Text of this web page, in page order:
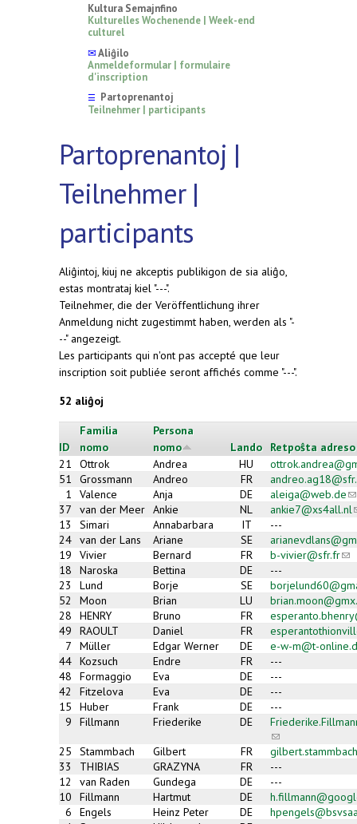
Kultura Semajnfino
Kulturelles Wochenende | Week-end
culturel
✉Aliĝilo
Anmeldeformular | formulaire
d'inscription
☰ Partoprenantoj
Teilnehmer | participants
Partoprenantoj |
Teilnehmer |
participants
Aliĝintoj, kiuj ne akceptis publikigon de sia aliĝo,
estas montrataj kiel "---".
Teilnehmer, die der Veröffentlichung ihrer
Anmeldung nicht zugestimmt haben, werden als "-
--" angezeigt.
Les participants qui n'ont pas accepté que leur
inscription soit publiée seront affichés comme "---".
52 aliĝoj
ID
Familia
nomo
Persona
nomo
Lando
Retpoŝta adreso
21
Ottrok Andrea HU
51
Grossmann Andreo FR
1
Valence Anja DE aleiga@web.de
37 van der Meer Ankie NL ankie7@xs4all.nl
13 Simari Annabarbara IT
---
24 van der Lans Ariane SE
19
Vivier Bernard FR b-vivier@sfr.fr
e-
18 Naroska Bettina DE
---
23
Lund Borje SE
52
Moon Brian LU
28
HENRY Bruno FR
49
RAOULT Daniel FR
7
Müller Edgar Werner DE
e-w-m@t-
44 Kozsuch Endre FR
---
48
Formaggio Eva DE
---
42
Fitzelova Eva DE
---
15
Huber Frank DE
---
9
Fillmann Friederike DE
(link
sends
e-
mail)
25 Stammbach Gilbert FR
33
THIBIAS GRAZYNA FR
---
12
van Raden Gundega DE
---
10
Fillmann Hartmut DE
6
Engels Heinz Peter DE